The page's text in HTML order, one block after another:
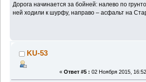
Дорога начинается за бойней: налево по
ней ходили к шурфу, направо – асфальт на
KU-53
« Ответ #5 : 02 Ноября 2015,